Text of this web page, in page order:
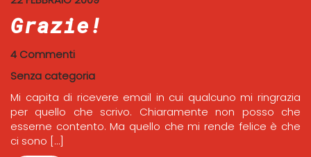
Grazie!
4 Commenti
Senza categoria
Mi capita di ricevere email in cui qualcuno mi ringrazia
per quello che scrivo. Chiaramente non posso che
esserne contento. Ma quello che mi rende felice è che
ci sono […]